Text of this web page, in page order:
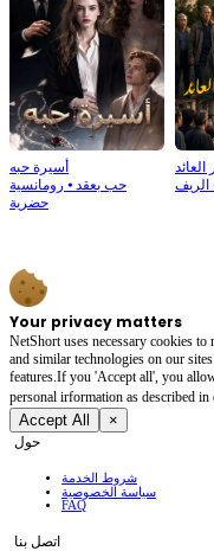
أسيرة حبه
حب بعقد ⦁ رومانسية
حضرية
الريف
Your privacy matters
NetShort uses necessary cookies
and similar technologies on our
features.If you 'Accept all', you
personal irformation as described in
Accept All ×
حول
شروط الخدمة
سياسة الخصوصية
FAQ
اتصل بنا